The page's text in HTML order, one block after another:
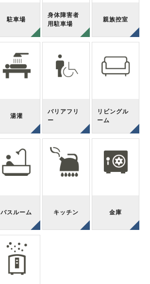
駐車場
身体障害者
用駐車場
親族控室
湯灌
バリアフリ
ー
リビングル
ーム
バスルーム キッチン 金庫